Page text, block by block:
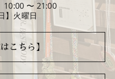
10:00 〜 21:00
】火曜日
こちら】